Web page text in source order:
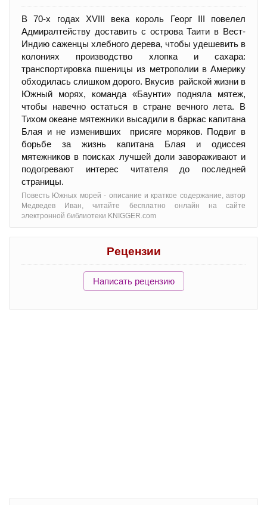
В 70-х годах XVIII века король Георг III повелел
Адмиралтейству доставить с острова Таити в Вест-
Индию саженцы хлебного дерева, чтобы удешевить в
колониях производство хлопка и сахара:
транспортировка пшеницы из метрополии в Америку
обходилась слишком дорого. Вкусив райской жизни в
Южный морях, команда «Баунти» подняла мятеж,
чтобы навечно остаться в стране вечного лета. В
Тихом океане мятежники высадили в баркас капитана
Блая и не изменивших присяге моряков. Подвиг в
борьбе за жизнь капитана Блая и одиссея
мятежников в поисках лучшей доли завораживают и
подогревают интерес читателя до последней
страницы.
Повесть Южных морей - oписание и краткое содержание, автор
Медведев Иван, читайте бесплатно онлайн на сайте
электронной библиотеки KNIGGER.com
Рецензии
Написать рецензию